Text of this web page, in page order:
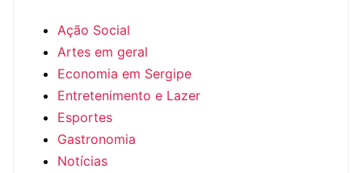
Ação Social
Artes em geral
Economia em Sergipe
Entretenimento e Lazer
Esportes
Gastronomia
Notícias